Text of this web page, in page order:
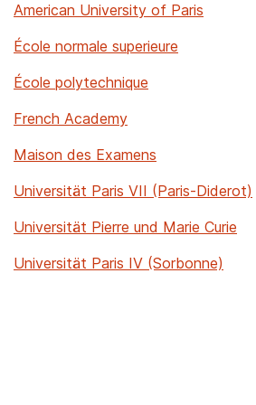
American University of Paris
École normale superieure
École polytechnique
French Academy
Maison des Examens
Universität Paris VII (Paris-Diderot)
Universität Pierre und Marie Curie
Universität Paris IV (Sorbonne)